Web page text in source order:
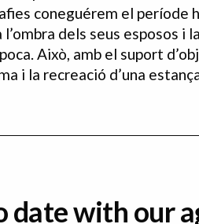
coneguérem el període
dels seus esposos i
Això, amb el suport
i la recreació d’una
date with our